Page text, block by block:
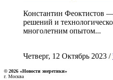
Константин Феоктистов —
решений и
многолетним опытом...
Четверг, 12 Октябрь 2023 /
© 2026 «Новости энеретики»
г. Москва